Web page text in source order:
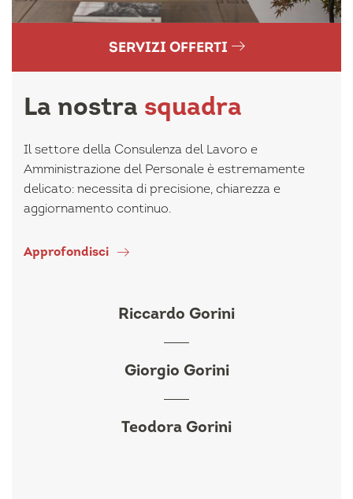
SERVIZI OFFERTI
La nostra squadra
Il settore della Consulenza del Lavoro e
Amministrazione del Personale è estremamente
delicato: necessita di precisione, chiarezza e
aggiornamento continuo.
Approfondisci
Riccardo Gorini
Giorgio Gorini
Teodora Gorini